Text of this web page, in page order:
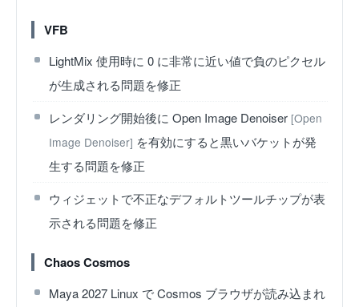
VFB
LightMix 使用時に 0 に非常に近い値で負のピクセル
が生成される問題を修正
レンダリング開始後に Open Image Denoiser [Open
Image Denoiser] を有効にすると黒いバケットが発
生する問題を修正
ウィジェットで不正なデフォルトツールチップが表
示される問題を修正
Chaos Cosmos
Maya 2027 Linux で Cosmos ブラウザが読み込まれ